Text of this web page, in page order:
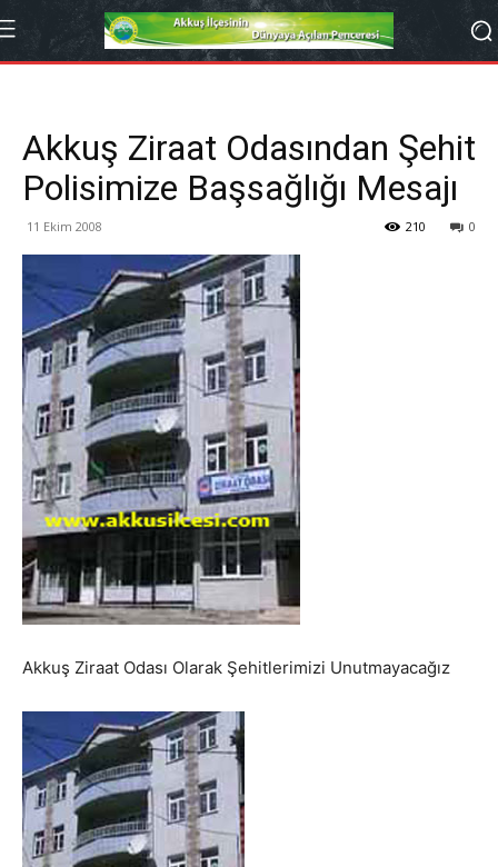
Akkuş Ziraat Odasından Şehit
Polisimize Başsağlığı Mesajı
11 Ekim 2008 0
210
Akkuş Ziraat Odası Olarak Şehitlerimizi Unutmayacağız